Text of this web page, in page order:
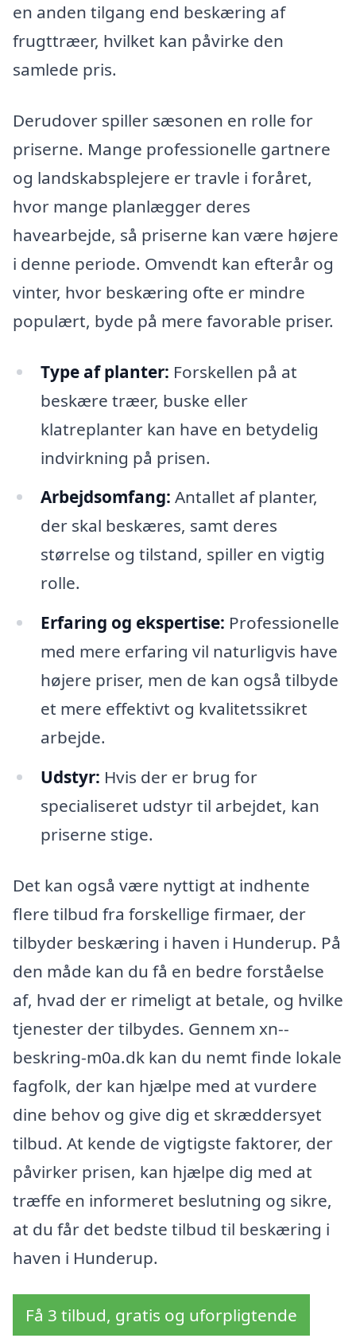
en anden tilgang end beskæring af
frugttræer, hvilket kan påvirke den
samlede pris.
Derudover spiller sæsonen en rolle for
priserne. Mange professionelle gartnere
og landskabsplejere er travle i foråret,
hvor mange planlægger deres
havearbejde, så priserne kan være højere
i denne periode. Omvendt kan efterår og
vinter, hvor beskæring ofte er mindre
populært, byde på mere favorable priser.
Type af planter: Forskellen på at
beskære træer, buske eller
klatreplanter kan have en betydelig
indvirkning på prisen.
Arbejdsomfang: Antallet af planter,
der skal beskæres, samt deres
størrelse og tilstand, spiller en vigtig
rolle.
Erfaring og ekspertise: Professionelle
med mere erfaring vil naturligvis have
højere priser, men de kan også tilbyde
et mere effektivt og kvalitetssikret
arbejde.
Udstyr: Hvis der er brug for
specialiseret udstyr til arbejdet, kan
priserne stige.
Det kan også være nyttigt at indhente
flere tilbud fra forskellige firmaer, der
tilbyder beskæring i haven i Hunderup. På
den måde kan du få en bedre forståelse
af, hvad der er rimeligt at betale, og hvilke
tjenester der tilbydes. Gennem xn--
beskring-m0a.dk kan du nemt finde lokale
fagfolk, der kan hjælpe med at vurdere
dine behov og give dig et skræddersyet
tilbud. At kende de vigtigste faktorer, der
påvirker prisen, kan hjælpe dig med at
træffe en informeret beslutning og sikre,
at du får det bedste tilbud til beskæring i
haven i Hunderup.
Få 3 tilbud, gratis og uforpligtende